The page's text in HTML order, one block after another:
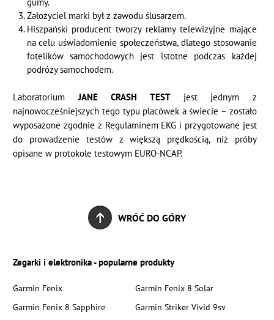
Założyciel marki był z zawodu ślusarzem.
Hiszpański producent tworzy reklamy telewizyjne mające
na celu uświadomienie społeczeństwa, dlatego stosowanie
fotelików samochodowych jest istotne podczas każdej
podróży samochodem.
LaboratoriumJANE CRASH TESTjest jednym z
najnowocześniejszych tego typu placówek a świecie – zostało
wyposażone zgodnie z Regulaminem EKG i przygotowane jest
do prowadzenie testów z większą prędkością, niż próby
opisane w protokole testowym EURO-NCAP.
WRÓĆ DO GÓRY
Zegarki i elektronika - popularne produkty
Garmin Fenix
Garmin Fenix 8 Solar
Garmin Fenix 8 Sapphire
Garmin Striker Vivid 9sv